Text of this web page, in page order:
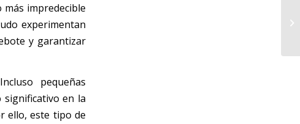
impredecible
experimentan
y garantizar
pequeñas
significativo en la
ello, este tipo de